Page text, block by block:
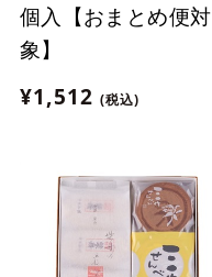
個入【おまとめ便対
象】
¥1,512 (税込)